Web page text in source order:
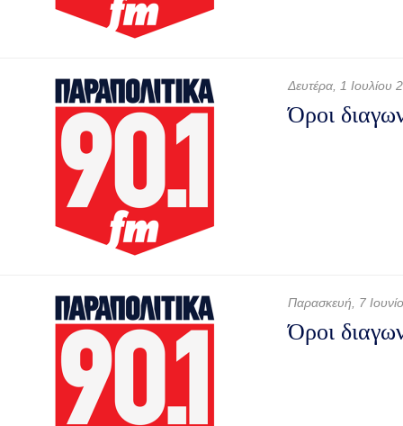
Δευτέρα, 1 Ιουλίου
Όροι
Παρασκευή, 7
Όροι